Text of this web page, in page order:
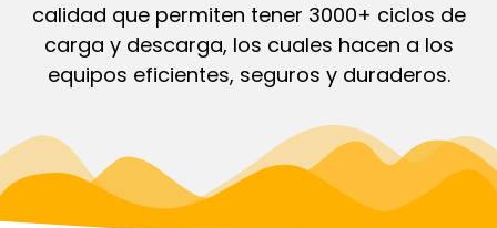
calidad que permiten tener 3000+ ciclos de
carga y descarga, los cuales hacen a los
equipos eficientes, seguros y duraderos.